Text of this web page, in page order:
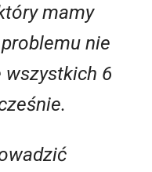
mamy
nie
wszystkich 6